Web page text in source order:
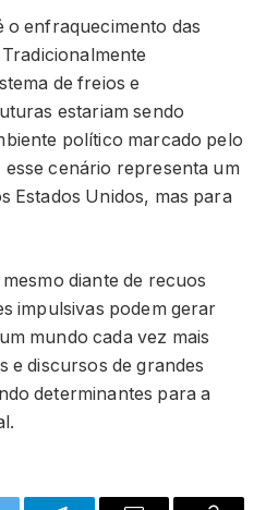
enfraquecimento das
de freios e
estariam sendo
político marcado pelo
cenário representa um
Estados Unidos, mas para
diante de recuos
impulsivas podem gerar
mundo cada vez mais
e discursos de grandes
determinantes para a